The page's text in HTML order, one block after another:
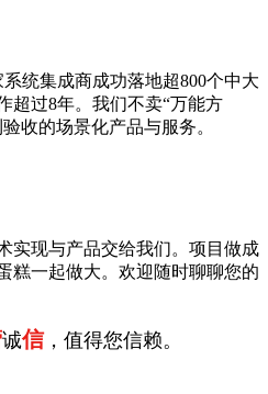
统集成商成功落地超800个中大
超过8年。我们不卖“万能方
收的场景化产品与服务。
实现与产品交给我们。项目做成
糕一起做大。欢迎随时聊聊您的
诚信，值得您信赖。